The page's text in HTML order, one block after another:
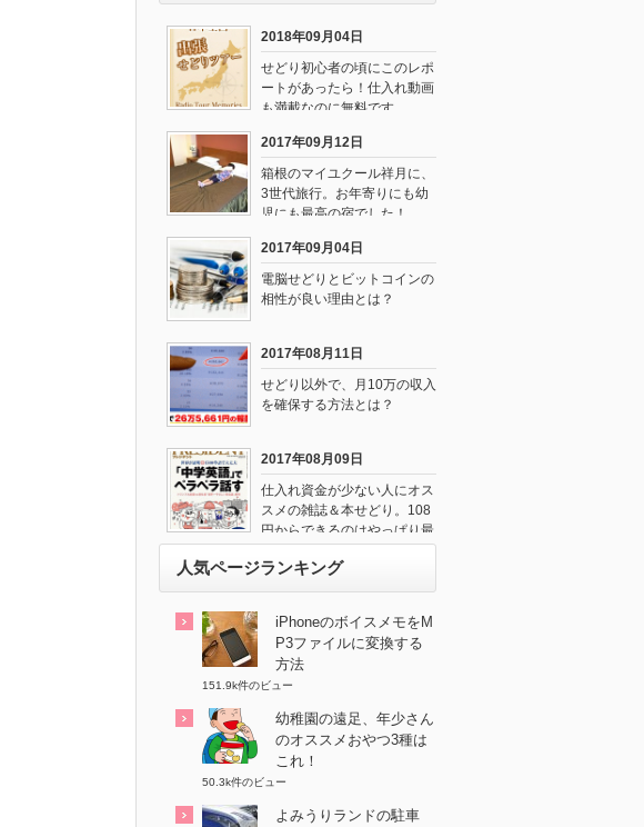
2018年09月04日
せどり初心者の頃にこのレポ
ートがあったら！仕入れ動画
も満載なのに無料です
2017年09月12日
箱根のマイユクール祥月に、
3世代旅行。お年寄りにも幼
児にも最高の宿でした！
2017年09月04日
電脳せどりとビットコインの
相性が良い理由とは？
2017年08月11日
せどり以外で、月10万の収入
を確保する方法とは？
2017年08月09日
仕入れ資金が少ない人にオス
スメの雑誌＆本せどり。108
円からできるのはやっぱり最
人気ページランキング
iPhoneのボイスメモをM
P3ファイルに変換する
方法
151.9k件のビュー
幼稚園の遠足、年少さん
のオススメおやつ3種は
これ！
50.3k件のビュー
よみうりランドの駐車